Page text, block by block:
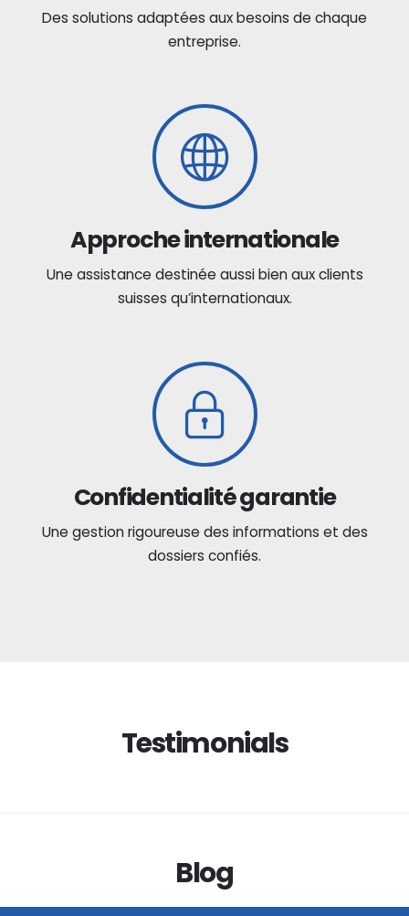
Des solutions adaptées aux besoins de chaque
entreprise.
Approche internationale
Une assistance destinée aussi bien aux clients
suisses qu’internationaux.
Confidentialité garantie
Une gestion rigoureuse des informations et des
dossiers confiés.
Testimonials
Blog